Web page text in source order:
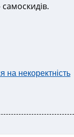
на некоректність